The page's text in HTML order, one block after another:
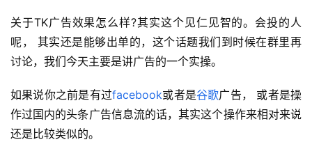
关于TK广告效果怎么样?其实这个见仁见智的。会投的人
呢， 其实还是能够出单的，这个话题我们到时候在群里再
讨论，我们今天主要是讲广告的一个实操。
如果说你之前是有过facebook或者是谷歌广告， 或者是操
作过国内的头条广告信息流的话，其实这个操作来相对来说
还是比较类似的。